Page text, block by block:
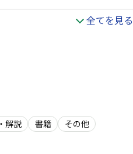
全てを見る
解説 書籍 その他